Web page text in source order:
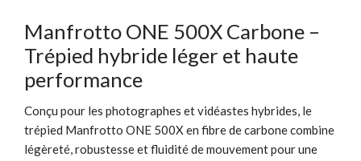
Manfrotto ONE 500X Carbone –
Trépied hybride léger et haute
performance
Conçu pour les photographes et vidéastes hybrides, le
trépied Manfrotto ONE 500X en fibre de carbone combine
légèreté, robustesse et fluidité de mouvement pour une